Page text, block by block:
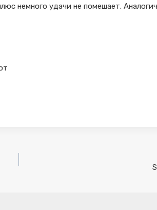
немного удачи не помешает.